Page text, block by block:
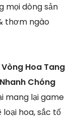
mọi dòng sản
thơm ngào
Hoa Tang
Chóng
mang lại game
hoa, sắc tố